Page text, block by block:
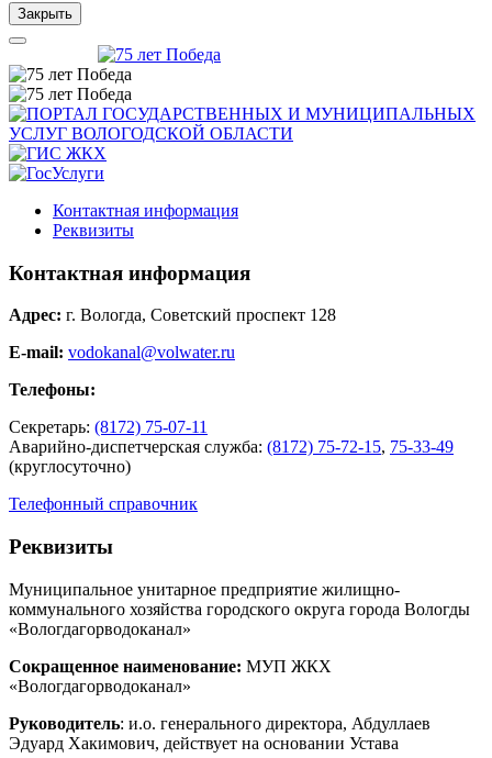
Закрыть
Контактная информация
Реквизиты
Контактная информация
Адрес: г. Вологда, Советский проспект 128
E-mail: vodokanal@volwater.ru
Телефоны:
Секретарь: (8172) 75-07-11
Аварийно-диспетчерская служба: (8172) 75-72-15, 75-33-49
(круглосуточно)
Телефонный справочник
Реквизиты
Муниципальное унитарное предприятие жилищно-
коммунального хозяйства городского округа города Вологды
«Вологдагорводоканал»
Сокращенное наименование: МУП ЖКХ
«Вологдагорводоканал»
Руководитель: и.о. генерального директора, Абдуллаев
Эдуард Хакимович, действует на основании Устава